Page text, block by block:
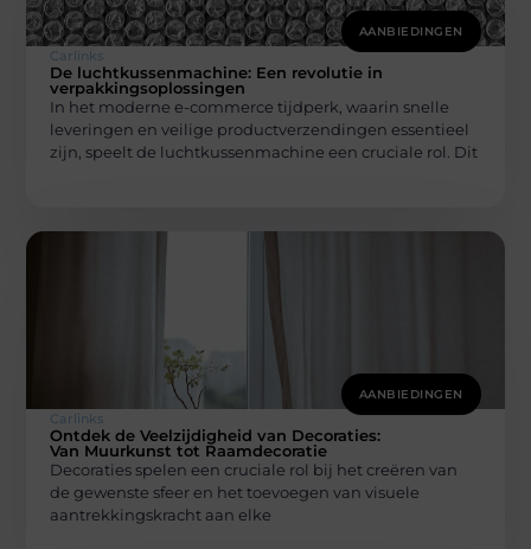
AANBIEDINGEN
Carlinks
De luchtkussenmachine: Een revolutie in
verpakkingsoplossingen
In het moderne e-commerce tijdperk, waarin snelle
leveringen en veilige productverzendingen essentieel
zijn, speelt de luchtkussenmachine een cruciale rol. Dit
AANBIEDINGEN
Carlinks
Ontdek de Veelzijdigheid van Decoraties:
Van Muurkunst tot Raamdecoratie
Decoraties spelen een cruciale rol bij het creëren van
de gewenste sfeer en het toevoegen van visuele
aantrekkingskracht aan elke